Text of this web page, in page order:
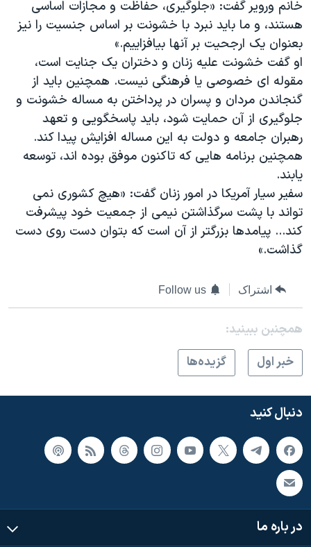
سفر پرزیدنت ترامپ به چین
خانم ورویر گفت: «جلوگیری، حفاظت و مجازات اساسی
هستند، و ما باید نبرد با خشونت بر اساس جنسیت را نیز
بعنوان یک ارجحیت بر آنها بیافزاییم.»
او گفت خشونت علیه زنان و دختران یک جنایت است،
مقوله ای خصوصی یا فرهنگی نیست. همچنین باید از
گنجاندن مردان و پسران در پرداختن به مساله خشونت و
جلوگیری از آن حمایت شود، باید پاسخگویی و تعهد
رهبران جامعه و دولت به این مساله افزایش پیدا کند.
همچنین برنامه هایی که تاکنون موفق بوده اند، توسعه
یابند.
سفیر سیار آمریکا در امور زنان گفت: «هیچ کشوری نمی
تواند با پشت سرگذاشتن نیمی از جمعیت خود پیشرفت
کند... پیامدها بزرگتر از آن است که بتوان دست روی دست
گذاشت.»
اشتراک Follow us
همچنبن ببینید:
خبر اول
گزيده‌ها
دنبال کنید
در باره ما